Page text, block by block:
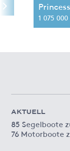
1 075 000
AKTUELL
85 Segelboote
76 Motorboote